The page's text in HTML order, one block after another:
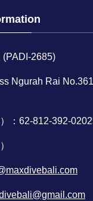
2685)
Ngurah Rai
：62-812-392-